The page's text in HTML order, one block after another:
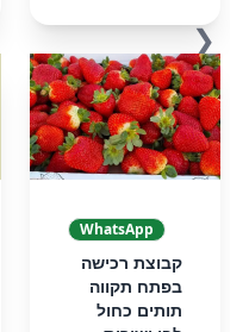
❮
WhatsApp
קבוצת רכישה
בפתח תקווה
תותים כחול